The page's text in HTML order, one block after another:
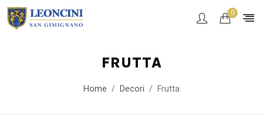
0
FRUTTA
Home Decori Frutta